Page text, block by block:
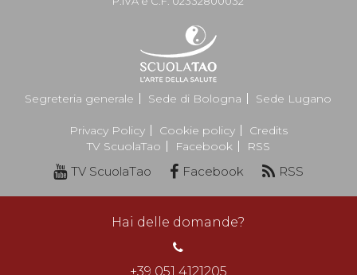
Segreteria generale Sede di Bologna Sede Lugano
Privacy Policy Cookie policy
Credits
TV ScuolaTao
Facebook RSS
TV ScuolaTao Facebook RSS
Hai delle domande?
+39 051 4121205